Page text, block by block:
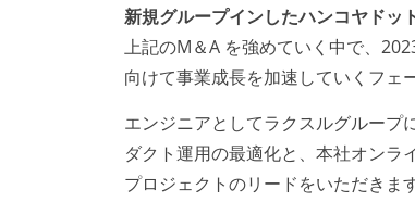
新規グループインしたハンコヤドッ
上記のM＆A を強めていく中で、
向けて事業成長を加速していくフェ
エンジニアとしてラクスルグルー
ダクト運用の最適化と、本社オン
プロジェクトのリードをいただきます